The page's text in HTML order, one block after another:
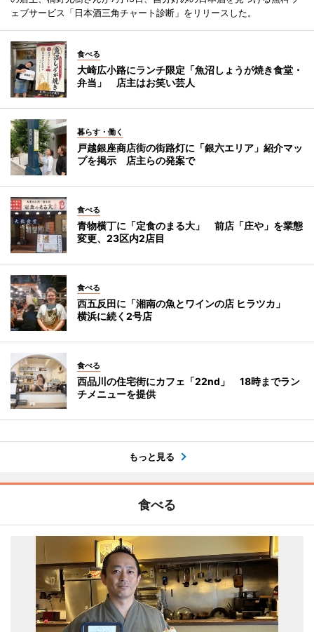
ェブサービス「日本酒三角チャート診断」をリリースした。
食べる
大崎広小路にランチ限定「魚沼しょうが焼き食堂・
弁当」 店主はお笑い芸人
暮らす・働く
戸越銀座商店街の街路灯に「銀六エリア」紹介マッ
プを掲示 店主らの発案で
食べる
青物横丁に「定食のまる大」 前店「庄や」を業態
変更、23区内2店目
食べる
西五反田に「湘南の魚とワインの店 ヒラツカ」
横浜に続く2号店
食べる
西品川の住宅街にカフェ「22nd」 18時までラン
チメニューを提供
もっと見る
食べる